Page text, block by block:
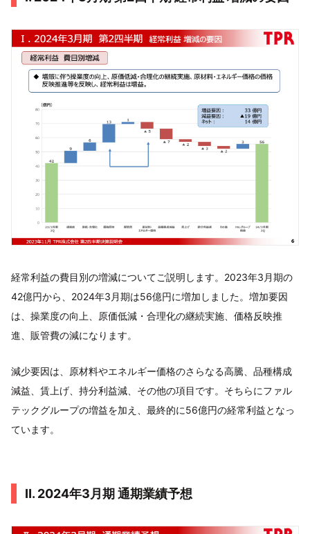
経常利益の費目別の増減についてご説明します。2023年3月期の
42億円から、2024年3月期は56億円に増加しました。増加要因
は、操業度の向上、原価低減・合理化の継続実施、価格反映推
進、販管費の減になります。
減少要因は、原材料やエネルギー価格のさらなる高騰、品種構成
減益、賃上げ、持分利益減、その他の項目です。そちらにファル
テックグループの増益を加え、最終的に56億円の経常利益となっ
ています。
Ⅱ. 2024年3月期 通期業績予想